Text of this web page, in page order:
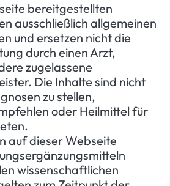
bereitgestellten
ausschließlich allgemeinen
und ersetzen nicht die
durch einen Arzt,
zugelassene
Die Inhalte sind nicht
zu stellen,
oder Heilmittel für
auf dieser Webseite
wissenschaftlichen